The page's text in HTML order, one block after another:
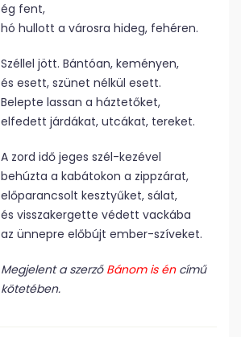
ég fent,
hó hullott a városra hideg, fehéren.
Széllel jött. Bántóan, keményen,
és esett, szünet nélkül esett.
Belepte lassan a háztetőket,
elfedett járdákat, utcákat, tereket.
A zord idő jeges szél-kezével
behúzta a kabátokon a zippzárat,
előparancsolt kesztyűket, sálat,
és visszakergette védett vackába
az ünnepre előbújt ember-szíveket.
Megjelent a szerző Bánom is éncímű
kötetében.